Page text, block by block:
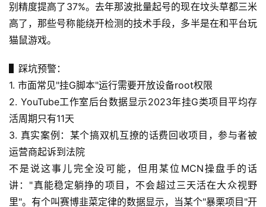
别精度提高了37%。去年那波批量起号的现在坟头草都三米
高了，那些号称能绕开检测的技术手段，多半是在和平台玩
猫鼠游戏。
▌踩坑预警：
1. 市面常见"挂G脚本"运行需要开放设备root权限
2. YouTube工作室后台数据显示2023年挂G类项目平均存
活周期只有11天
3. 真实案例：某个搞双机互撩的话费回收项目，参与者被
运营商起诉到法院
不是说这事儿完全没可能，但用某位MCN操盘手的话
讲："真能稳定躺挣的项目，不会超过三天活在大众视野
里"。有个叫赛博韭菜定律的数据显示，当某个"暴栗项目"开